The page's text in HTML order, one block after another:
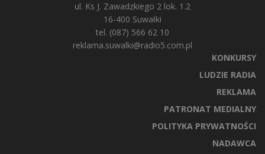
ul. Ks J. Zawadzkiego 2 lok. 1.2
16-400 Suwałki
tel. (087) 566 62 10
reklama.suwalki@radio5.com.pl
KONKURSY
LUDZIE RADIA
REKLAMA
PATRONAT MEDIALNY
POLITYKA PRYWATNOŚCI
NADAWCA